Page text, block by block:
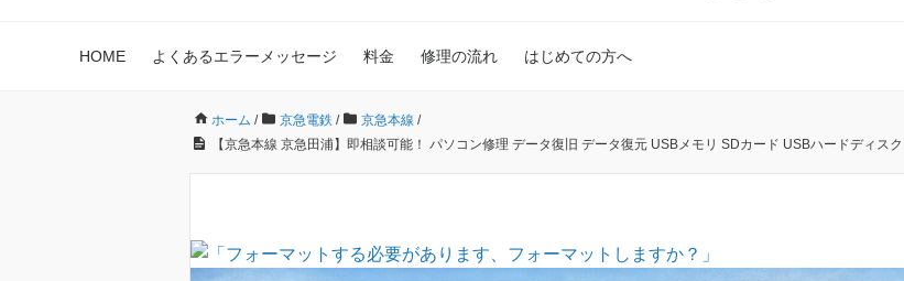
HOME よくあるエラーメッセージ 料金 修理の流れ はじめての方へ
ホーム / 京急電鉄 / 京急本線 /
【京急本線 京急田浦】即相談可能！ パソコン修理 データ復旧 データ復元 USBメモリ SDカード USBハードディス